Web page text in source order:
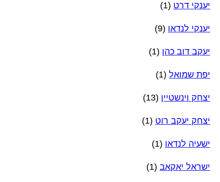
יענקי דרט (1)
יענקי לנדאו (9)
יעקב דוב כהן (1)
יפת שמואל (1)
יצחק וינשטיין (13)
יצחק יעקב רוט (1)
ישעיה לנדאו (1)
ישראל יאקאב (1)